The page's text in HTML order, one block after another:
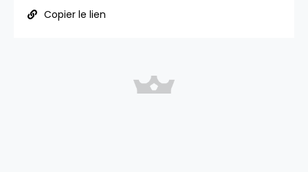
Copier le lien